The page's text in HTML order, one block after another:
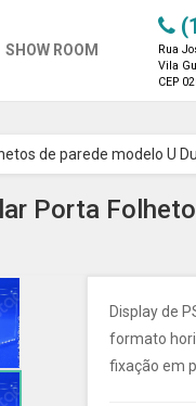
SHOW ROOM
Rua
Vila
CEP
de parede modelo U
Porta
Display de
formato
fixação em